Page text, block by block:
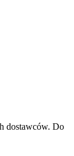
dostawców. Do